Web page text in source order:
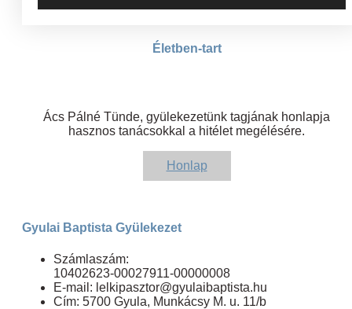
Életben-tart
Ács Pálné Tünde, gyülekezetünk tagjának honlapja
hasznos tanácsokkal a hitélet megélésére.
Honlap
Gyulai Baptista Gyülekezet
Számlaszám:
10402623-00027911-00000008
E-mail: lelkipasztor@gyulaibaptista.hu
Cím: 5700 Gyula, Munkácsy M. u. 11/b